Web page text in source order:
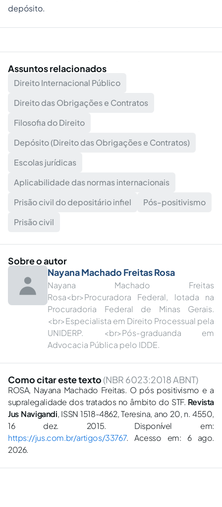
depósito.
Assuntos relacionados
Direito Internacional Público
Direito das Obrigações e Contratos
Filosofia do Direito
Depósito (Direito das Obrigações e Contratos)
Escolas jurídicas
Aplicabilidade das normas internacionais
Prisão civil do depositário infiel
Pós-positivismo
Prisão civil
Sobre o autor
Nayana Machado Freitas Rosa
Nayana Machado Freitas
Rosa<br>Procuradora Federal, lotada na
Procuradoria Federal de Minas Gerais.
<br>Especialista em Direito Processual pela
UNIDERP. <br>Pós-graduanda em
Advocacia Pública pelo IDDE.
Como citar este texto (NBR 6023:2018 ABNT)
ROSA, Nayana Machado Freitas. O pós positivismo e a
supralegalidade dos tratados no âmbito do STF. Revista
Jus Navigandi, ISSN 1518-4862, Teresina, ano 20, n. 4550,
16 dez. 2015. Disponível em:
https://jus.com.br/artigos/33767. Acesso em: 6 ago.
2026.